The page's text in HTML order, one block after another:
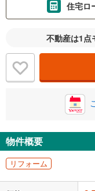
住宅ロ
金利
返済期間
一般的には最長35年
が完済時の年齢は
不動産は1点
物件概要
リフォーム